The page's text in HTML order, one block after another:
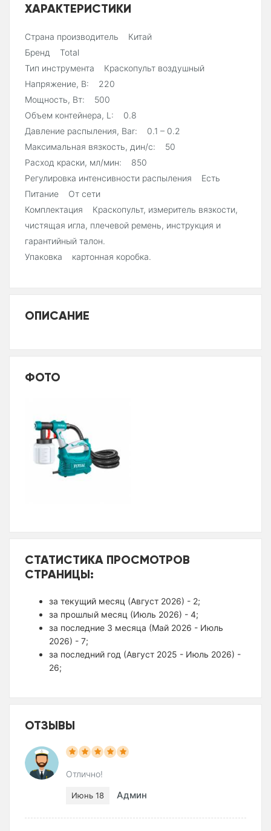
ХАРАКТЕРИСТИКИ
Страна производитель Китай
Бренд Total
Тип инструмента Краскопульт воздушный
Напряжение, В: 220
Мощность, Вт: 500
Объем контейнера, L: 0.8
Давление распыления, Bar: 0.1 – 0.2
Максимальная вязкость, дин/с: 50
Расход краски, мл/мин: 850
Регулировка интенсивности распыления Есть
Питание От сети
Комплектация Краскопульт, измеритель вязкости,
чистящая игла, плечевой ремень, инструкция и
гарантийный талон.
Упаковка картонная коробка.
ОПИСАНИЕ
ФОТО
СТАТИСТИКА ПРОСМОТРОВ
СТРАНИЦЫ:
за текущий месяц (Август 2026) - 2;
за прошлый месяц (Июль 2026) - 4;
за последние 3 месяца (Май 2026 - Июль
2026) - 7;
за последний год (Август 2025 - Июль 2026) -
26;
ОТЗЫВЫ
Отлично!
Июнь 18 Админ